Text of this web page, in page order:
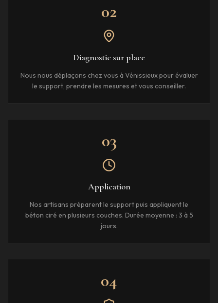
02
Diagnostic sur place
Nous nous déplaçons chez vous à Vénissieux pour évaluer
le support, prendre les mesures et vous conseiller.
03
Application
Nos artisans préparent le support puis appliquent le
béton ciré en plusieurs couches. Durée moyenne : 3 à 5
jours.
04